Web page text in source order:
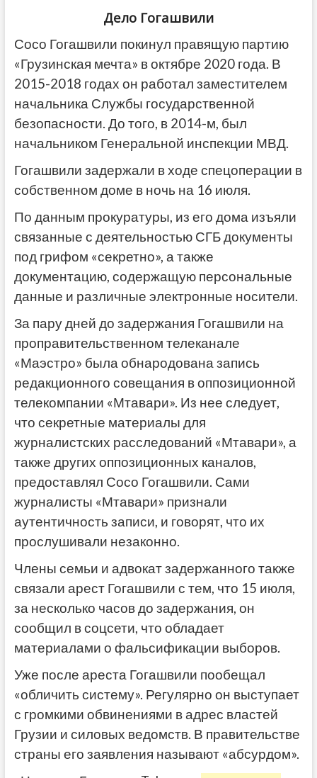
Дело Гогашвили
Сосо Гогашвили покинул правящую партию
«Грузинская мечта» в октябре 2020 года. В
2015-2018 годах он работал заместителем
начальника Службы государственной
безопасности. До того, в 2014-м, был
начальником Генеральной инспекции МВД.
Гогашвили задержали в ходе спецоперации в
собственном доме в ночь на 16 июля.
По данным прокуратуры, из его дома изъяли
связанные с деятельностью СГБ документы
под грифом «секретно», а также
документацию, содержащую персональные
данные и различные электронные носители.
За пару дней до задержания Гогашвили на
проправительственном телеканале
«Маэстро» была обнародована запись
редакционного совещания в оппозиционной
телекомпании «Мтавари». Из нее следует,
что секретные материалы для
журналистских расследований «Мтавари», а
также других оппозиционных каналов,
предоставлял Сосо Гогашвили. Сами
журналисты «Мтавари» признали
аутентичность записи, и говорят, что их
прослушивали незаконно.
Члены семьи и адвокат задержанного также
связали арест Гогашвили с тем, что 15 июля,
за несколько часов до задержания, он
сообщил в соцсети, что обладает
материалами о фальсификации выборов.
Уже после ареста Гогашвили пообещал
«обличить систему». Регулярно он выступает
с громкими обвинениями в адрес властей
Грузии и силовых ведомств. В правительстве
страны его заявления называют «абсурдом».